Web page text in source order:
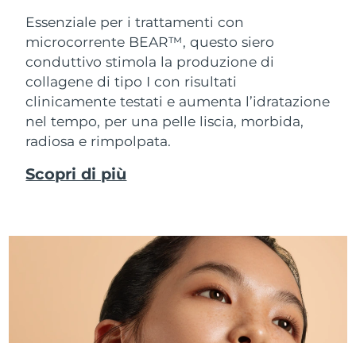
Essenziale per i trattamenti con
microcorrente BEAR™, questo siero
conduttivo stimola la produzione di
collagene di tipo I con risultati
clinicamente testati e aumenta l’idratazione
nel tempo, per una pelle liscia, morbida,
radiosa e rimpolpata.
Scopri di più